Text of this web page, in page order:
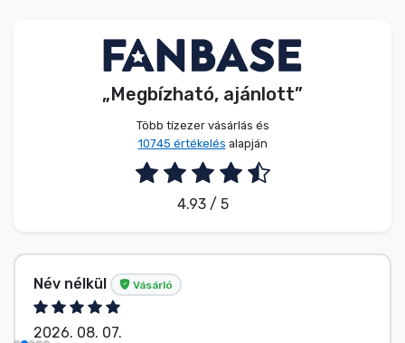
„Megbízható, ajánlott”
Több tízezer vásárlás és
10745 értékelés alapján
4.93 / 5
Név nélkül Vásárló
2026. 08. 07.